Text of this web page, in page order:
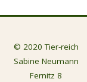
© 2020 Tier-reich
Sabine Neumann
Fernitz 8